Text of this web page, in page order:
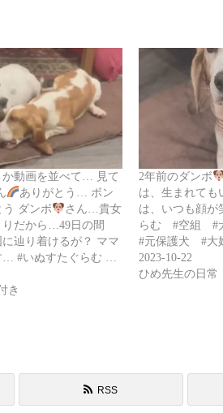
か動画を並べて… 見て
ありがとう… ボン
う ダンボ
さん…貴女
だから…49日の間
辿り着けるが？ ママ
… #いぬすたぐらむ …
き
2年前のダンボ
は、生まれても
は、いつも顔が
らむ #空組 #
#元保護犬 #大
2023-10-22
ひめ先生の日常
RSS